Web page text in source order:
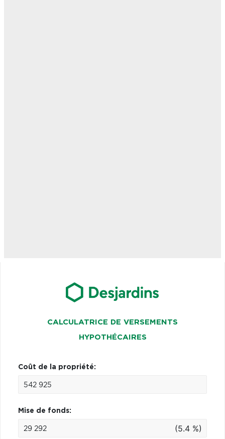
CALCULATRICE DE VERSEMENTS
HYPOTHÉCAIRES
Coût de la propriété:
Mise de fonds:
(5.4 %)